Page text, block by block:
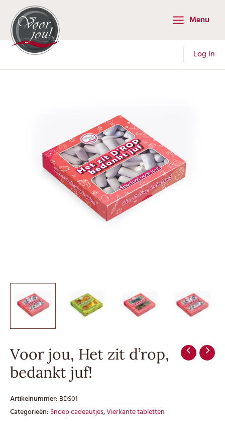
naar
inhoud
Main
Menu
Menu
Log In
Voor jou, Het zit d’rop,
bedankt juf!
Artikelnummer: BDS01
Categorieën: Snoep cadeautjes,Vierkante tabletten